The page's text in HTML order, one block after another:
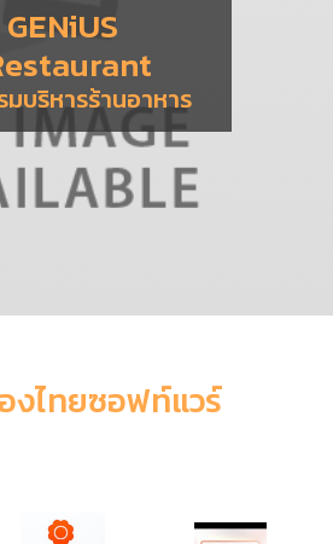
GENiUS
มบริหารร้านอาหาร
งไทยซอฟท์แวร์